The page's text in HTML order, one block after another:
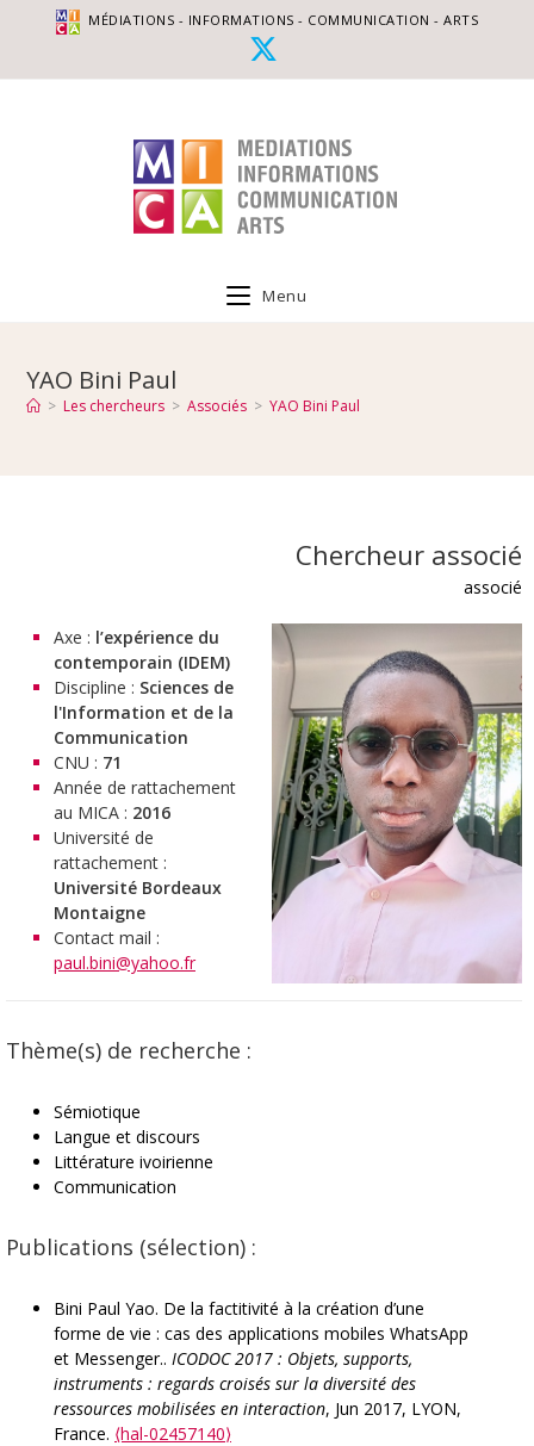
MÉDIATIONS - INFORMATIONS - COMMUNICATION - ARTS
Menu
YAO Bini Paul
> Les chercheurs > Associés > YAO Bini Paul
Chercheur associé
associé
Axe : l’expérience du
contemporain (IDEM)
Discipline : Sciences de
l'Information et de la
Communication
CNU : 71
Année de rattachement
au MICA : 2016
Université de
rattachement :
Université Bordeaux
Montaigne
Contact mail :
paul.bini@yahoo.fr
Thème(s) de recherche :
Sémiotique
Langue et discours
Littérature ivoirienne
Communication
Publications (sélection) :
Bini Paul Yao. De la factitivité à la création d’une
forme de vie : cas des applications mobiles WhatsApp
et Messenger.. ICODOC 2017 : Objets, supports,
instruments : regards croisés sur la diversité des
ressources mobilisées en interaction, Jun 2017, LYON,
France. ⟨hal-02457140⟩